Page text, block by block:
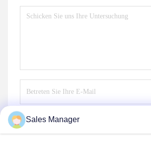
Senden Sie
Sales Manager